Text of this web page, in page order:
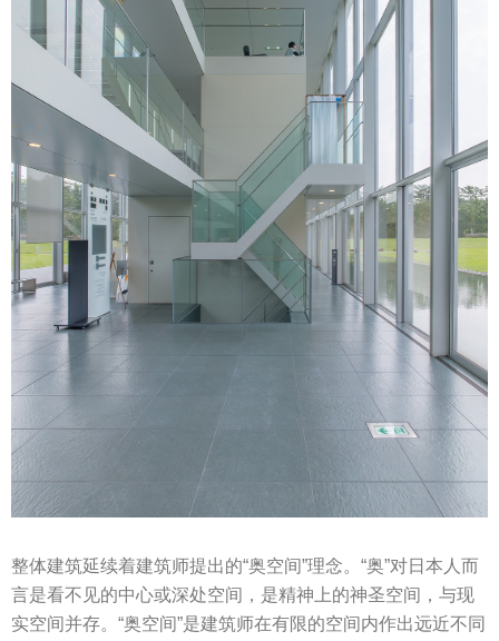
整体建筑延续着建筑师提出的“奥空间”理念。“奥”对日本人而
言是看不见的中心或深处空间，是精神上的神圣空间，与现
实空间并存。“奥空间”是建筑师在有限的空间内作出远近不同